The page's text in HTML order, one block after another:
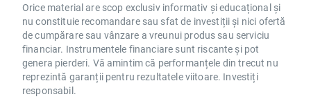
Orice material are scop exclusiv informativ și educațional și
nu constituie recomandare sau sfat de investiții și nici ofertă
de cumpărare sau vânzare a vreunui produs sau serviciu
financiar. Instrumentele financiare sunt riscante și pot
genera pierderi. Vă amintim că performanțele din trecut nu
reprezintă garanții pentru rezultatele viitoare. Investiți
responsabil.